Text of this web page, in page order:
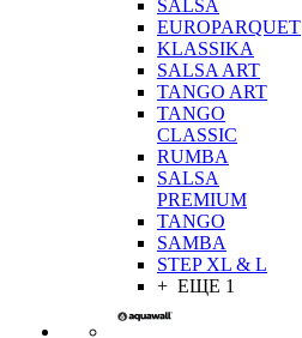
SALSA
EUROPARQUET
KLASSIKA
SALSA ART
TANGO ART
TANGO
CLASSIC
RUMBA
SALSA
PREMIUM
TANGO
SAMBA
STEP XL & L
+ ЕЩЕ 1